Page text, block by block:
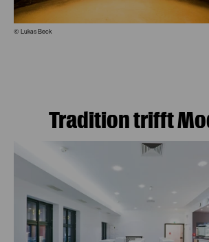
© Lukas Beck
Tradition trifft